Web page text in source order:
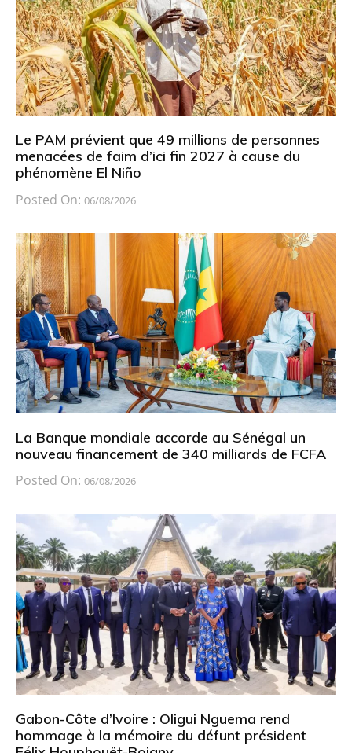
Le PAM prévient que 49 millions de personnes
menacées de faim d’ici fin 2027 à cause du
phénomène El Niño
Posted On: 06/08/2026
La Banque mondiale accorde au Sénégal un
nouveau financement de 340 milliards de FCFA
Posted On: 06/08/2026
Gabon-Côte d’Ivoire : Oligui Nguema rend
hommage à la mémoire du défunt président